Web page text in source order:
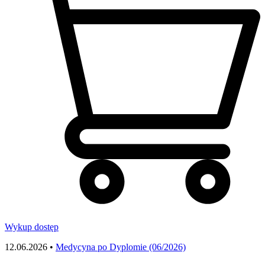
Wykup dostęp
12.06.2026 • Medycyna po Dyplomie (06/2026)